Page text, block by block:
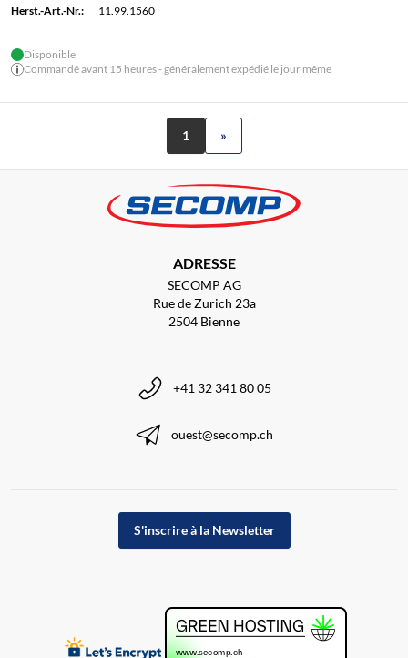
Herst.-Art.-Nr.:
11.99.1560
Disponible
Commandé avant 15 heures - généralement expédié le jour même
1 »
ADRESSE
SECOMP AG
Rue de Zurich 23a
2504 Bienne
+41 32 341 80 05
ouest@secomp.ch
S'inscrire à la Newsletter